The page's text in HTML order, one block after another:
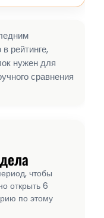
рейтинге,
нужен для
сравнения
чтобы
открыть 6
по этому